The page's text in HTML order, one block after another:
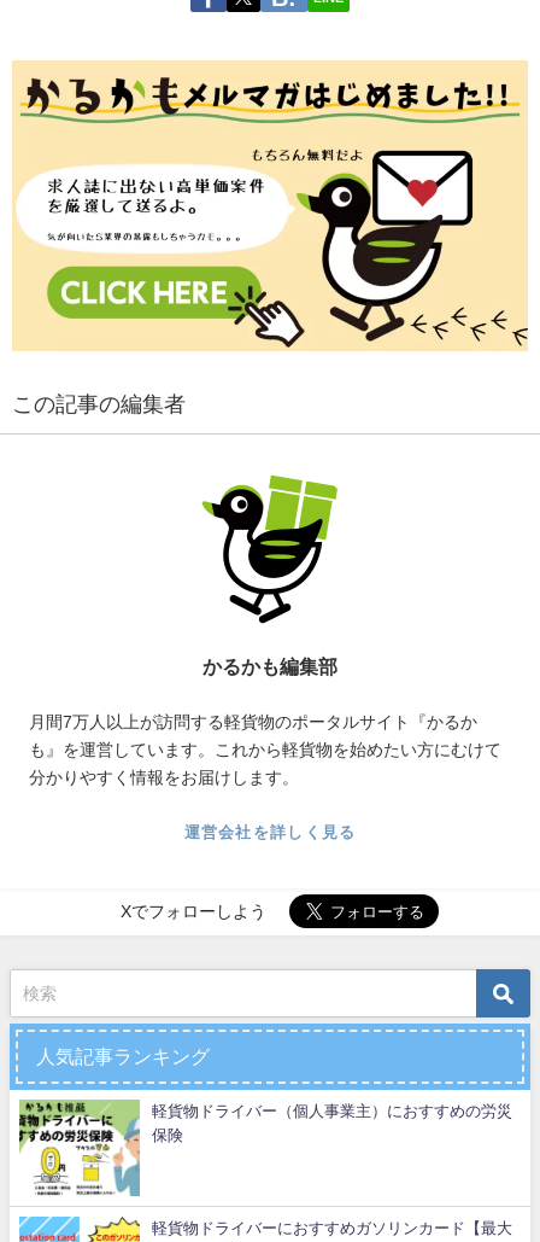
この記事の編集者
かるかも編集部
月間7万人以上が訪問する軽貨物のポータルサイト『かるか
も』を運営しています。これから軽貨物を始めたい方にむけて
分かりやすく情報をお届けします。
運営会社を詳しく見る
Xでフォローしよう
人気記事ランキング
軽貨物ドライバー（個人事業主）におすすめの労災
保険
軽貨物ドライバーにおすすめガソリンカード【最大